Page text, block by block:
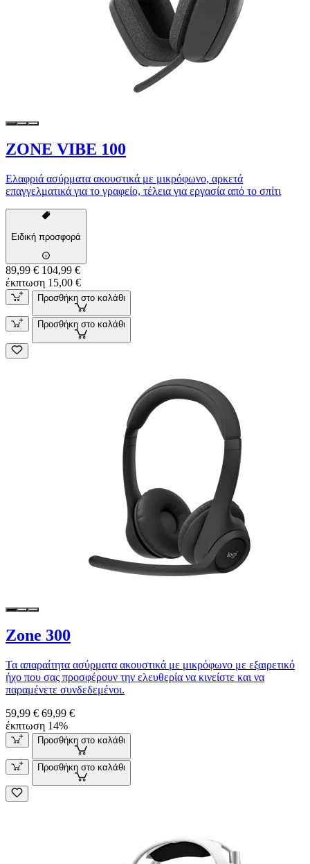
ZONE VIBE 100
Ελαφριά ασύρματα ακουστικά με μικρόφωνο, αρκετά
επαγγελματικά για το γραφείο, τέλεια για εργασία από το σπίτι
Ειδική προσφορά
89,99 € 104,99 €
έκπτωση 15,00 €
Προσθήκη στο καλάθι
Προσθήκη στο καλάθι
Zone 300
Τα απαραίτητα ασύρματα ακουστικά με μικρόφωνο με εξαιρετικό
ήχο που σας προσφέρουν την ελευθερία να κινείστε και να
παραμένετε συνδεδεμένοι.
59,99 € 69,99 €
έκπτωση 14%
Προσθήκη στο καλάθι
Προσθήκη στο καλάθι